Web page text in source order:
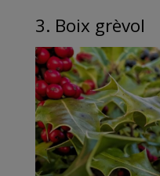
3. Boix grèvol